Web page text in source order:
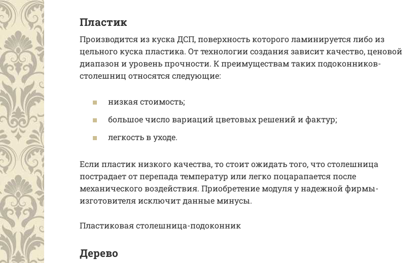
Пластик
Производится из куска ДСП, поверхность которого ламинируется либо из
цельного куска пластика. От технологии создания зависит качество, ценовой
диапазон и уровень прочности. К преимуществам таких подоконников-
столешниц относятся следующие:
низкая стоимость;
большое число вариаций цветовых решений и фактур;
легкость в уходе.
Если пластик низкого качества, то стоит ожидать того, что столешница
пострадает от перепада температур или легко поцарапается после
механического воздействия. Приобретение модуля у надежной фирмы-
изготовителя исключит данные минусы.
Пластиковая столешница-подоконник
Дерево